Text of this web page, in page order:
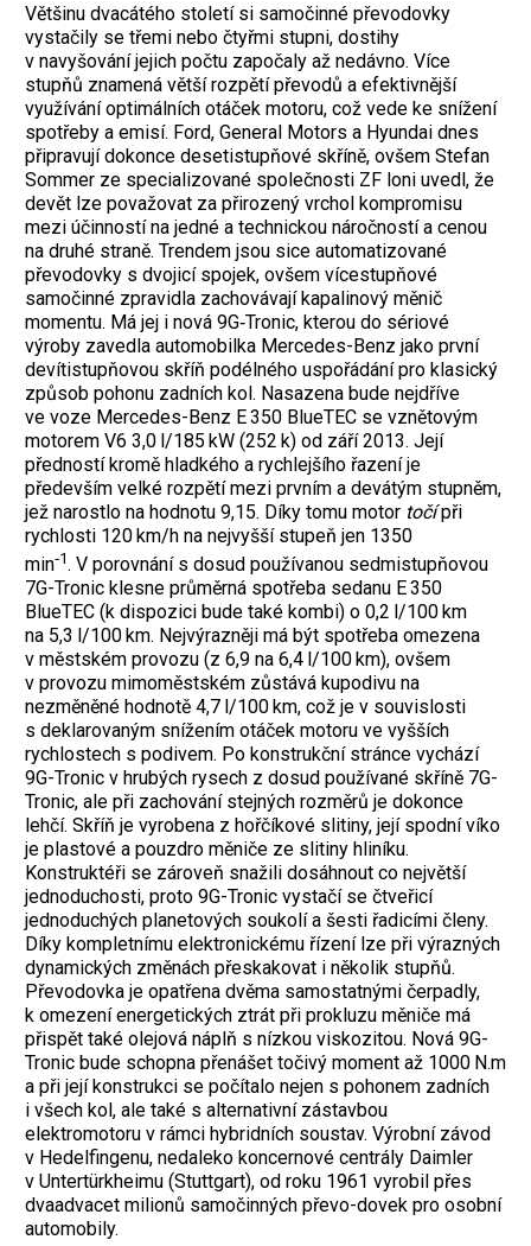
Většinu dvacátého století si samočinné převodovky
vystačily se třemi nebo čtyřmi stupni, dostihy
v navyšování jejich počtu započaly až nedávno. Více
stupňů znamená větší rozpětí převodů a efektivnější
využívání optimálních otáček motoru, což vede ke snížení
spotřeby a emisí. Ford, General Motors a Hyundai dnes
připravují dokonce desetistupňové skříně, ovšem Stefan
Sommer ze specializované společnosti ZF loni uvedl, že
devět lze považovat za přirozený vrchol kompromisu
mezi účinností na jedné a technickou náročností a cenou
na druhé straně. Trendem jsou sice automatizované
převodovky s dvojicí spojek, ovšem vícestupňové
samočinné zpravidla zachovávají kapalinový měnič
momentu. Má jej i nová 9G‑Tronic, kterou do sériové
výroby zavedla automobilka Mercedes-Benz jako první
devítistupňovou skříň podélného uspořádání pro klasický
způsob pohonu zadních kol. Nasazena bude nejdříve
ve voze Mercedes-Benz E 350 BlueTEC se vznětovým
motorem V6 3,0 l/185 kW (252 k) od září 2013. Její
předností kromě hladkého a rychlejšího řazení je
především velké rozpětí mezi prvním a devátým stupněm,
jež narostlo na hodnotu 9,15. Díky tomu motor točípři
rychlosti 120 km/h na nejvyšší stupeň jen 1350
min‑1. V porovnání s dosud používanou sedmistupňovou
7G-Tronic klesne průměrná spotřeba sedanu E 350
BlueTEC (k dispozici bude také kombi) o 0,2 l/100 km
na 5,3 l/100 km. Nejvýrazněji má být spotřeba omezena
v městském provozu (z 6,9 na 6,4 l/100 km), ovšem
v provozu mimoměstském zůstává kupodivu na
nezměněné hodnotě 4,7 l/100 km, což je v souvislosti
s deklarovaným snížením otáček motoru ve vyšších
rychlostech s podivem. Po konstrukční stránce vychází
9G-Tronic v hrubých rysech z dosud používané skříně 7G-
Tronic, ale při zachování stejných rozměrů je dokonce
lehčí. Skříň je vyrobena z hořčíkové slitiny, její spodní víko
je plastové a pouzdro měniče ze slitiny hliníku.
Konstruktéři se zároveň snažili dosáhnout co největší
jednoduchosti, proto 9G-Tronic vystačí se čtveřicí
jednoduchých planetových soukolí a šesti řadicími členy.
Díky kompletnímu elektronickému řízení lze při výrazných
dynamických změnách přeskakovat i několik stupňů.
Převodovka je opatřena dvěma samostatnými čerpadly,
k omezení energetických ztrát při prokluzu měniče má
přispět také olejová náplň s nízkou viskozitou. Nová 9G-
Tronic bude schopna přenášet točivý moment až 1000 N.m
a při její konstrukci se počítalo nejen s pohonem zadních
i všech kol, ale také s alternativní zástavbou
elektromotoru v rámci hybridních soustav. Výrobní závod
v Hedelfingenu, nedaleko koncernové centrály Daimler
v Untertürkheimu (Stuttgart), od roku 1961 vyrobil přes
dvaadvacet milionů samočinných převo-dovek pro osobní
automobily.